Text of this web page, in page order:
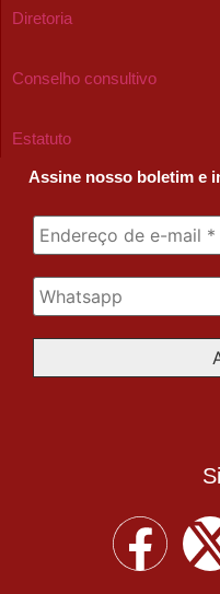
Diretoria
Conselho consultivo
Estatuto
Assine nosso boletim e